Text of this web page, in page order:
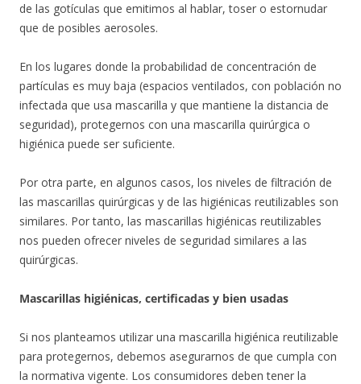
de las gotículas que emitimos al hablar, toser o estornudar
que de posibles aerosoles.
En los lugares donde la probabilidad de concentración de
partículas es muy baja (espacios ventilados, con población no
infectada que usa mascarilla y que mantiene la distancia de
seguridad), protegernos con una mascarilla quirúrgica o
higiénica puede ser suficiente.
Por otra parte, en algunos casos, los niveles de filtración de
las mascarillas quirúrgicas y de las higiénicas reutilizables son
similares. Por tanto, las mascarillas higiénicas reutilizables
nos pueden ofrecer niveles de seguridad similares a las
quirúrgicas.
Mascarillas higiénicas, certificadas y bien usadas
Si nos planteamos utilizar una mascarilla higiénica reutilizable
para protegernos, debemos asegurarnos de que cumpla con
la normativa vigente. Los consumidores deben tener la